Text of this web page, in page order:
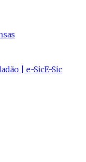
| e-SicE-Sic